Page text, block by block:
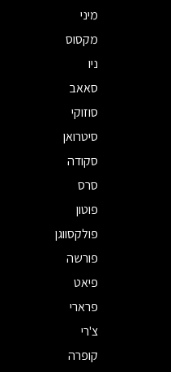
מיני
מקסוס
ניו
סאאב
סוזוקי
סיטרואן
סקודה
סרס
פוטון
פולקסווגן
פורשה
פיאט
פרארי
צ'רי
קופרה